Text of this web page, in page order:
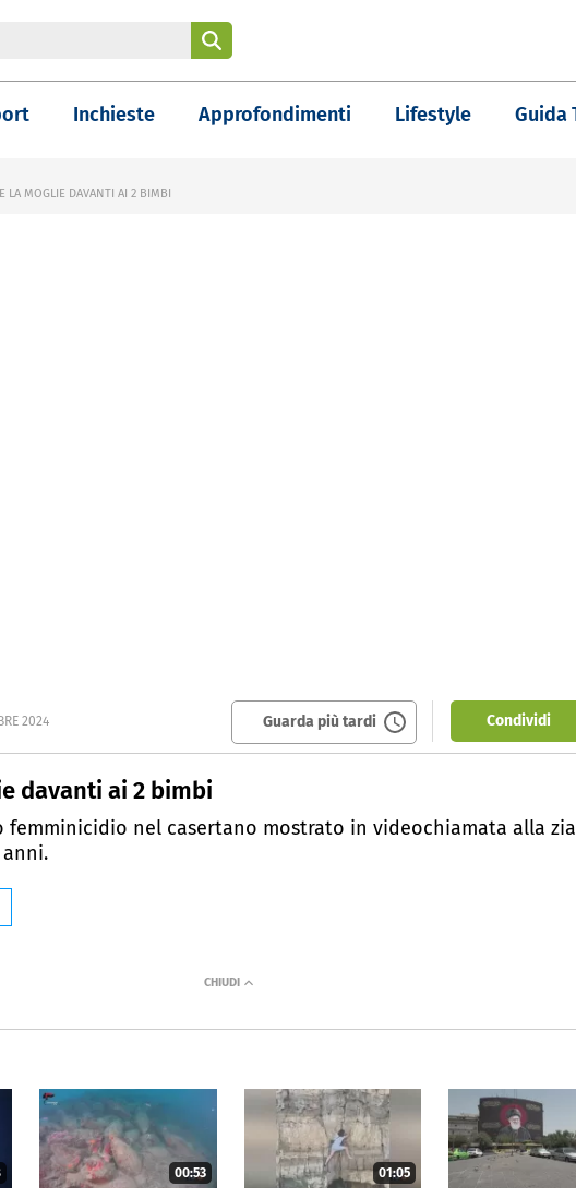
Inchieste Approfondimenti Lifestyle Guida
LA MOGLIE DAVANTI AI 2 BIMBI
2024 Guarda più tardi Condividi
davanti ai 2 bimbi
femminicidio nel casertano mostrato in videochiamata alla
00:53 01:05